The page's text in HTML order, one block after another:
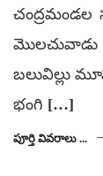
బలువిల్లు
భంగి […]
పూర్తి వివరాలు ...